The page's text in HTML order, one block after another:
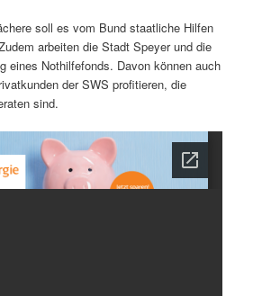
soll es vom Bund staatliche Hilfen
arbeiten die Stadt Speyer und die
eines Nothilfefonds. Davon können auch
der SWS profitieren, die
sind.